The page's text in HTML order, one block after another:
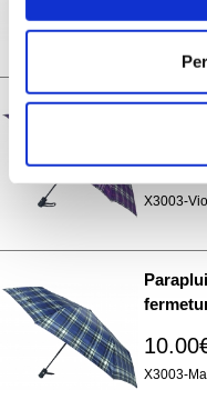
Collecter des
géographique qui
mètres près
pour en relever
(empreintes
Pour en savoir plus
lasection « Détails ».
votre consentement à
déclaration sur les
Les cookies nous
et les annonces,
X3003-
X3003-